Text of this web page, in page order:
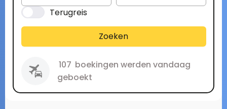
Terugreis
Zoeken
107 boekingen werden vandaag
geboekt